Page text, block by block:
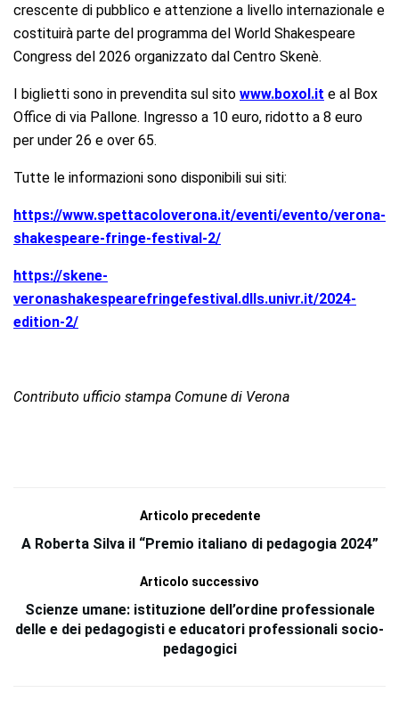
crescente di pubblico e attenzione a livello internazionale e
costituirà parte del programma del World Shakespeare
Congress del 2026 organizzato dal Centro Skenè.
I biglietti sono in prevendita sul sito www.boxol.it e al Box
Office di via Pallone. Ingresso a 10 euro, ridotto a 8 euro
per under 26 e over 65.
Tutte le informazioni sono disponibili sui siti:
https://www.spettacoloverona.it/eventi/evento/verona-
shakespeare-fringe-festival-2/
https://skene-
veronashakespearefringefestival.dlls.univr.it/2024-
edition-2/
Contributo ufficio stampa Comune di Verona
Articolo precedente
A Roberta Silva il “Premio italiano di pedagogia 2024”
Articolo successivo
Scienze umane: istituzione dell’ordine professionale
delle e dei pedagogisti e educatori professionali socio-
pedagogici